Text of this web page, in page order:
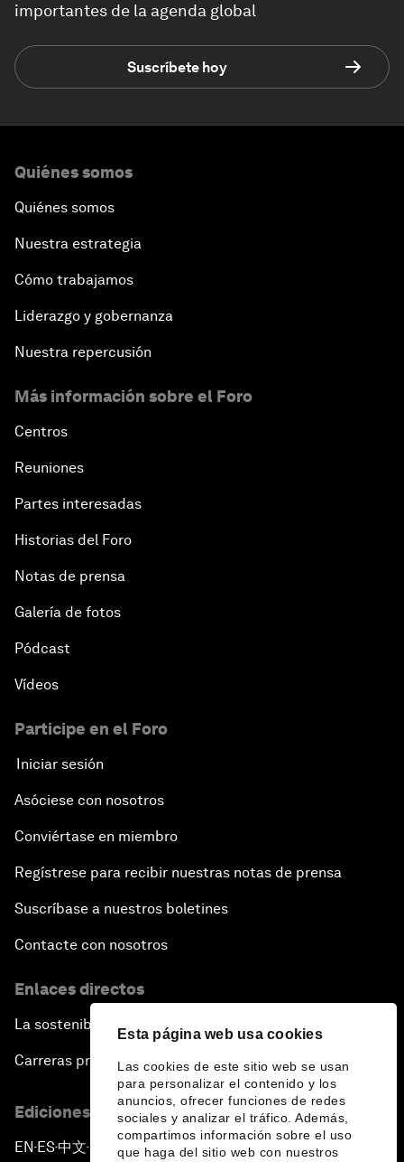
Esta página web usa cookies
Las cookies de este sitio web se usan
para personalizar el contenido y los
anuncios, ofrecer funciones de redes
sociales y analizar el tráfico. Además,
compartimos información sobre el uso
que haga del sitio web con nuestros
importantes de la agenda global
Suscríbete hoy
Quiénes somos
Quiénes somos
Nuestra estrategia
Cómo trabajamos
Liderazgo y gobernanza
Nuestra repercusión
Más información sobre el Foro
Centros
Reuniones
Partes interesadas
Historias del Foro
Notas de prensa
Galería de fotos
Pódcast
Vídeos
Participe en el Foro
Iniciar sesión
Asóciese con nosotros
Conviértase en miembro
Regístrese para recibir nuestras notas de prensa
Suscríbase a nuestros boletines
Contacte con nosotros
Enlaces directos
La sostenibilidad en el Foro
Carreras profesionales
Ediciones en otros idiomas
EN ▪ES▪中文▪ 日本語